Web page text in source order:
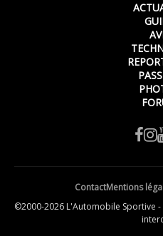
ContactMentions
©2000-2026 L'Automobile Sportive